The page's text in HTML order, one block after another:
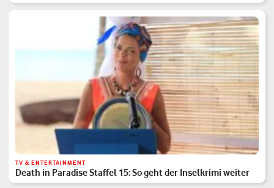
TV & ENTERTAINMENT
Death in Paradise Staffel 15: So geht der Inselkrimi weiter